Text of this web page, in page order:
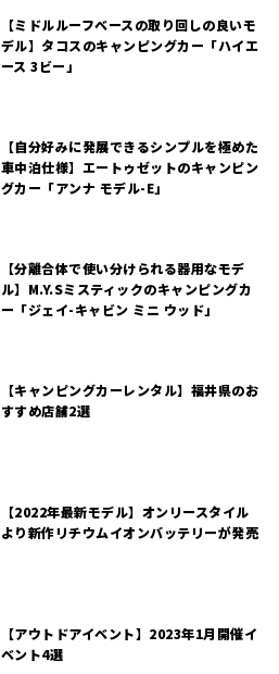
【ミドルルーフベースの取り回しの良いモ
デル】タコスのキャンピングカー「ハイエ
ース 3ビー」
【自分好みに発展できるシンプルを極めた
車中泊仕様】エートゥゼットのキャンピン
グカー「アンナ モデル-E」
【分離合体で使い分けられる器用なモデ
ル】M.Y.Sミスティックのキャンピングカ
ー「ジェイ-キャビン ミニ ウッド」
【キャンピングカーレンタル】福井県のお
すすめ店舗2選
【2022年最新モデル】オンリースタイル
より新作リチウムイオンバッテリーが発売
【アウトドアイベント】2023年1月開催イ
ベント4選